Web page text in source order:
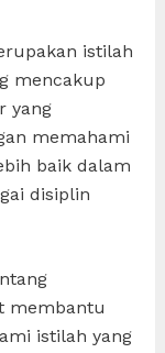
istilah
mencakup
yang
memahami
baik dalam
disiplin
membantu
istilah yang